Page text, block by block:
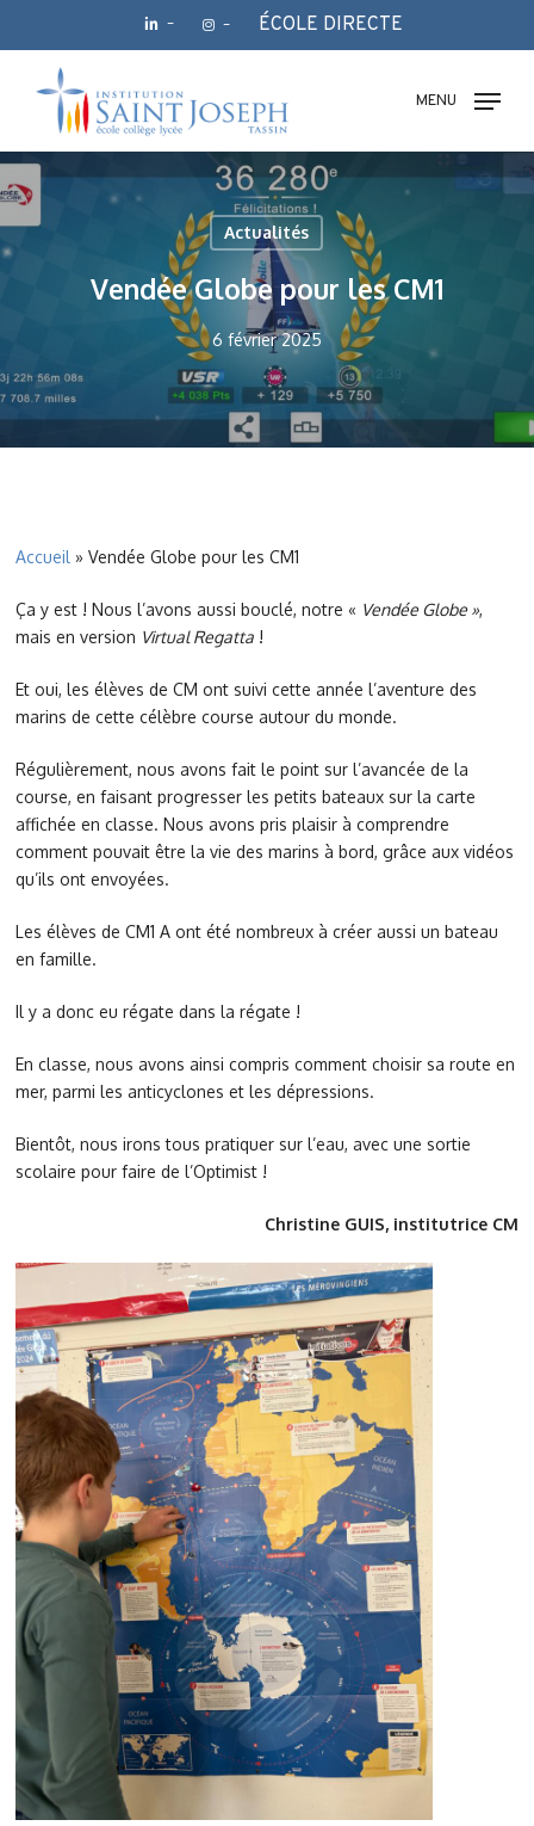
content
– – ÉCOLE DIRECTE
MENU
Actualités
Vendée Globe pour les CM1
6 février 2025
Accueil »Vendée Globe pour les CM1
Ça y est ! Nous l’avons aussi bouclé, notre « Vendée Globe »,
mais en version Virtual Regatta !
Et oui, les élèves de CM ont suivi cette année l’aventure des
marins de cette célèbre course autour du monde.
Régulièrement, nous avons fait le point sur l’avancée de la
course, en faisant progresser les petits bateaux sur la carte
affichée en classe. Nous avons pris plaisir à comprendre
comment pouvait être la vie des marins à bord, grâce aux vidéos
qu’ils ont envoyées.
Les élèves de CM1 A ont été nombreux à créer aussi un bateau
en famille.
Il y a donc eu régate dans la régate !
En classe, nous avons ainsi compris comment choisir sa route en
mer, parmi les anticyclones et les dépressions.
Bientôt, nous irons tous pratiquer sur l’eau, avec une sortie
scolaire pour faire de l’Optimist !
Christine GUIS, institutrice CM
le